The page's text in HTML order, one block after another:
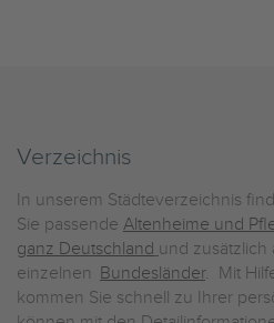
Verzeichnis
In unserem Städteverzeichnis
Sie passende Altenheime und
ganz Deutschland und zusätzlich
einzelnen Bundesländer. Mit
kommen Sie schnell zu Ihrer